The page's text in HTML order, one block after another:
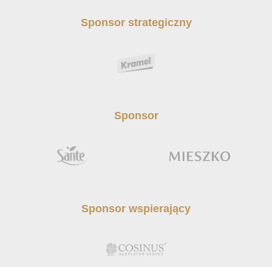
Sponsor strategiczny
Sponsor
Sponsor wspierający